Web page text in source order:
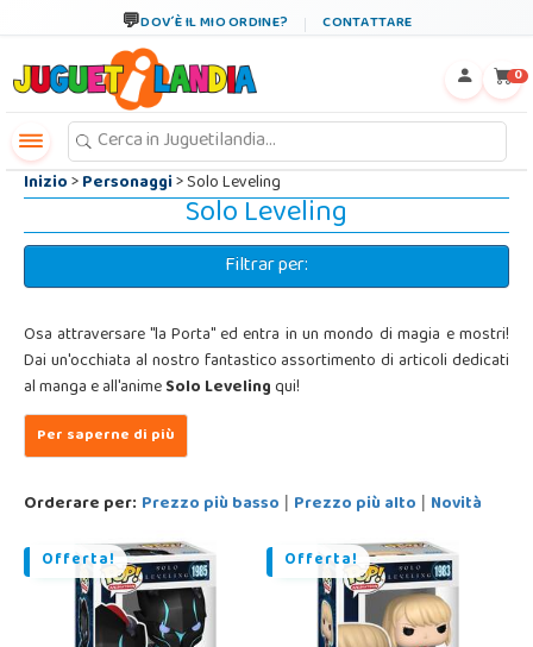
DOV´È IL MIO ORDINE? CONTATTARE
0
Inizio>Personaggi> Solo Leveling
Solo Leveling
Filtrar per:
Osa attraversare "la Porta" ed entra in un mondo di magia e mostri!
Dai un'occhiata al nostro fantastico assortimento di articoli dedicati
al manga e all'animeSolo Levelingqui!
Orderare per: Prezzo più basso | Prezzo più alto | Novità
Offerta! Offerta!